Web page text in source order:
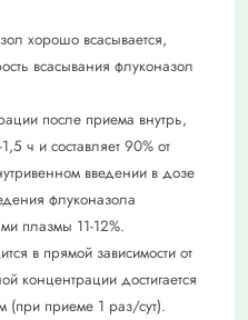
хорошо всасывается,
всасывания флуконазол
после приема внутрь,
ч и составляет 90% от
введении в дозе
флуконазола
плазмы 11-12%.
в прямой зависимости от
концентрации достигается
приеме 1 раз/сут).